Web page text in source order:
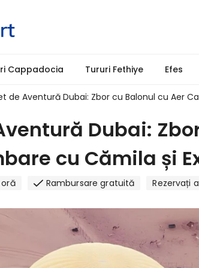
Cappadocia Tururi Fethiye Efes
de Aventură Dubai: Zbor cu Balonul cu Aer
Dubai:
cu Cămila și
Rambursare gratuită Rezervați